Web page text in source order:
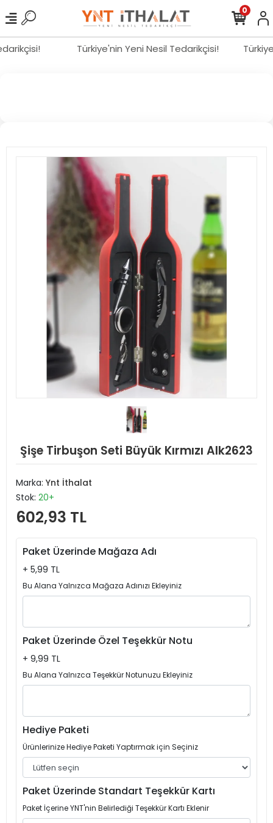
Türkiye'nin Yeni Nesil Tedarikçisi!
0
Şişe Tirbuşon Seti Büyük Kırmızı Alk2623
Marka: Ynt İthalat
Stok: 20+
602,93 TL
Paket Üzerinde Mağaza Adı
+ 5,99 TL
Bu Alana Yalnızca Mağaza Adınızı Ekleyiniz
Paket Üzerinde Özel Teşekkür Notu
+ 9,99 TL
Bu Alana Yalnızca Teşekkür Notunuzu Ekleyiniz
Hediye Paketi
Ürünlerinize Hediye Paketi Yaptırmak için Seçiniz
Paket Üzerinde Standart Teşekkür Kartı
Paket İçerine YNT'nin Belirlediği Teşekkür Kartı Eklenir